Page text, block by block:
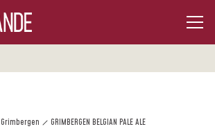
Grimbergen GRIMBERGEN BELGIAN PALE ALE